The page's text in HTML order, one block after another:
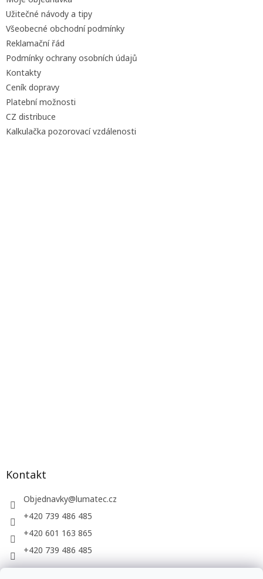
Užitečné návody a tipy
Všeobecné obchodní podmínky
Reklamační řád
Podmínky ochrany osobních údajů
Kontakty
Ceník dopravy
Platební možnosti
CZ distribuce
Kalkulačka pozorovací vzdálenosti
Kontakt
Objednavky@lumatec.cz
+420 739 486 485
+420 601 163 865
+420 739 486 485